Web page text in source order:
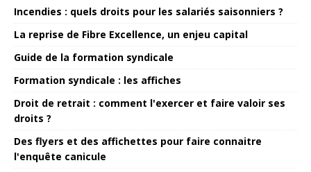
Incendies : quels droits pour les salariés saisonniers ?
La reprise de Fibre Excellence, un enjeu capital
Guide de la formation syndicale
Formation syndicale : les affiches
Droit de retrait : comment l'exercer et faire valoir ses
droits ?
Des flyers et des affichettes pour faire connaitre
l'enquête canicule